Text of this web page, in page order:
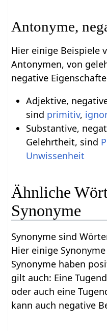
Antonyme,
Hier einige Beispiele
Antonymen, von
negative
Adjektive,
sind primitiv,
Substantive,
Gelehrtheit, sind
Unwissenheit
Ähnliche
Synonyme
Synonyme sind
Hier einige
Synonyme haben
gilt auch: Eine
oder auch eine
kann auch negative